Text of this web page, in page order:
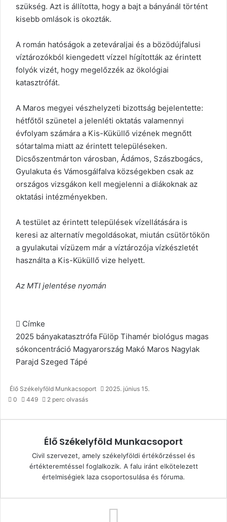
szükség. Azt is állította, hogy a bajt a bányánál történt
kisebb omlások is okozták.
A román hatóságok a zeteváraljai és a bözödújfalusi
víztározókból kiengedett vízzel hígították az érintett
folyók vizét, hogy megelőzzék az ökológiai
katasztrófát.
A Maros megyei vészhelyzeti bizottság bejelentette:
hétfőtől szünetel a jelenléti oktatás valamennyi
évfolyam számára a Kis-Küküllő vizének megnőtt
sótartalma miatt az érintett településeken.
Dicsőszentmárton városban, Ádámos, Szászbogács,
Gyulakuta és Vámosgálfalva községekben csak az
országos vizsgákon kell megjelenni a diákoknak az
oktatási intézményekben.
A testület az érintett települések vízellátására is
keresi az alternatív megoldásokat, miután csütörtökön
a gyulakutai vízüzem már a víztározója vízkészletét
használta a Kis-Küküllő vize helyett.
Az MTI jelentése nyomán
Címke
2025 bányakatasztrófa Fülöp Tihamér biológus magas
sókoncentráció Magyarország Makó Maros Nagylak
Parajd Szeged Tápé
Élő Székelyföld Munkacsoport
2025. június 15.
0
449 2 perc olvasás
Élő Székelyföld Munkacsoport
Civil szervezet, amely székelyföldi értékőrzéssel és
értékteremtéssel foglalkozik. A falu iránt elkötelezett
értelmiségiek laza csoportosulása és fóruma.